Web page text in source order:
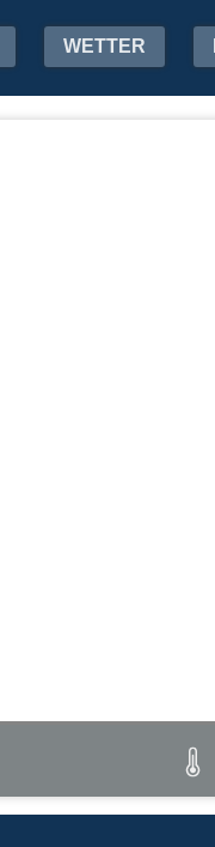
WETTER